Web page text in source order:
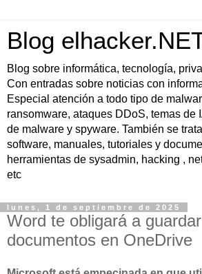
Blog
Blog sobre informática, tecnología,
Con entradas sobre noticias con
Especial atención a todo tipo de
ransomware, ataques DDoS, temas de
de malware y spyware. También se
software, manuales, tutoriales y
herramientas de sysadmin, hacking ,
etc
lunes, 1 de septiembre de 2025
Word te obligará a
documentos en OneDrive